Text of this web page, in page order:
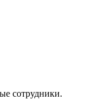
сотрудники.